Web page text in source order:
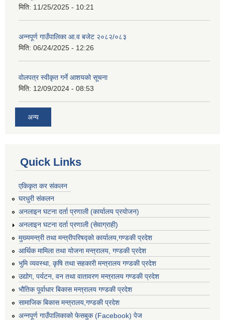
मिति: 11/25/2025 - 10:21
अन्नपूर्ण गाउँपालिका आ.व बजेट २०८२/०८३
मिति: 06/24/2025 - 12:26
वोलपत्र स्वीकृत गर्ने आशयको सूचना
मिति: 12/09/2024 - 08:53
अन्य
Quick Links
एकिकृत कर संकलन
घरधुरी संकलन
अनलाइन घटना दर्ता प्रणाली (कार्यालय प्रयोजन)
अनलाइन घटना दर्ता प्रणाली (सेवाग्राही)
मुख्यमन्त्री तथा मन्त्रीपरिषद्को कार्यालय,गण्डकी प्रदेश
आर्थिक मामिला तथा योजना मन्त्रालय, गण्डकी प्रदेश
भुमि व्यवस्था, कृषि तथा सहकारी मन्त्रालय गण्डकी प्रदेश
उद्योग, पर्यटन, वन तथा वातावरण मन्त्रालय गण्डकी प्रदेश
भौतिक पूर्वाधार बिकास मन्त्रालय गण्डकी प्रदेश
सामाजिक बिकास मन्त्रालय,गण्डकी प्रदेश
अन्नपूर्ण गाउँपालिकाको फेसबुक (Facebook) पेज